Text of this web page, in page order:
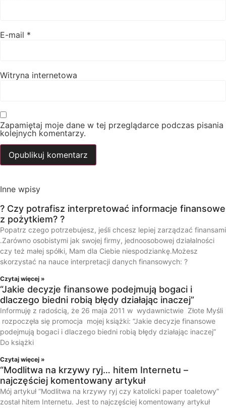
E-mail *
Witryna internetowa
Zapamiętaj moje dane w tej przeglądarce podczas pisania
kolejnych komentarzy.
Inne wpisy
? Czy potrafisz interpretować informacje finansowe
z pożytkiem? ?
Popatrz czego potrzebujesz, jeśli chcesz lepiej zarządzać finansami
.Zarówno osobistymi jak swojej firmy, jednoosobowej działalności
czy też małej spółki, Mam dla Ciebie niespodziankę.Możesz
skorzystać na nauce interpretacji danych finansowych: ?
Czytaj więcej »
“Jakie decyzje finansowe podejmują bogaci i
dlaczego biedni robią błędy działając inaczej”
Informuję z radością, że 26 maja 2011 w wydawnictwie Złote Myśli
rozpoczęła się promocja mojej książki: “Jakie decyzje finansowe
podejmują bogaci i dlaczego biedni robią błędy działając inaczej”
Do książki
Czytaj więcej »
“Modlitwa na krzywy ryj… hitem Internetu –
najczęściej komentowany artykuł
Mój artykuł “Modlitwa na krzywy ryj czy katolicki paper toaletowy”
został hitem Internetu. Jest to najczęściej komentowany artykuł